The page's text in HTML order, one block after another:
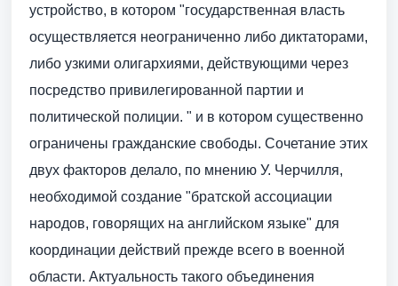
устройство, в котором "государственная власть
осуществляется неограниченно либо диктаторами,
либо узкими олигархиями, действующими через
посредство привилегированной партии и
политической полиции. " и в котором существенно
ограничены гражданские свободы. Сочетание этих
двух факторов делало, по мнению У. Черчилля,
необходимой создание "братской ассоциации
народов, говорящих на английском языке" для
координации действий прежде всего в военной
области. Актуальность такого объединения